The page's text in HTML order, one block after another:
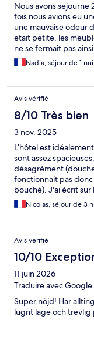
Nous avons sejourne
fois nous avions eu
une mauvaise odeur
etait petite, les
ne se fermait pas
mal. L emplacement
chmabre vue mer
Nadia, séjour de 1
Avis vérifié
8/10 Très bien
3 nov. 2025
L’hôtel est
sont assez
désagrément
fonctionnait pas
bouché). J'ai écrit
mon message. Il était
après notre départ.
Nicolas, séjour de 3
Avis vérifié
10/10
11 juin 2026
Traduire avec Google
Super nöjd! Har
lugnt läge och trevlig